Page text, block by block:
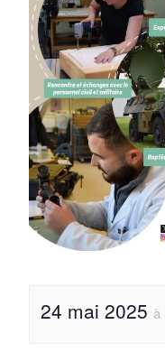
24 mai 2025 à